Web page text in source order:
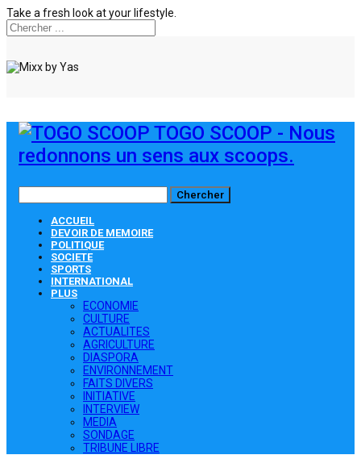
Take a fresh look at your lifestyle.
TOGO SCOOP - Nous
redonnons un sens aux scoops.
ACCUEIL
DEVOIR DE MEMOIRE
POLITIQUE
SOCIETE
SPORTS
INTERNATIONAL
PLUS
ECONOMIE
CULTURE
ACTUALITES
AGRICULTURE
DIASPORA
ENVIRONNEMENT
FAITS DIVERS
INITIATIVE
INTERVIEW
MEDIA
SONDAGE
TRIBUNE LIBRE